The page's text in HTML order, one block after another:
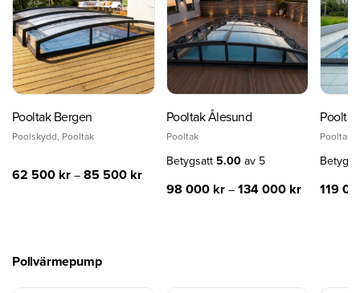
Pooltak Bergen
Poolskydd Pooltak
62 500 kr– 85 500 kr
Pooltak Ålesund
Pooltak
Betygsatt 5.00av 5
98 000 kr– 134 000 kr
Pooltak
119
Pollvärmepump